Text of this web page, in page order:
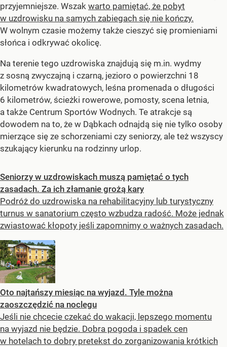
przyjemniejsze. Wszak warto pamiętać, że pobyt
w uzdrowisku na samych zabiegach się nie kończy.
W wolnym czasie możemy także cieszyć się promieniami
słońca i odkrywać okolicę.
Na terenie tego uzdrowiska znajdują się m.in. wydmy
z sosną zwyczajną i czarną, jezioro o powierzchni 18
kilometrów kwadratowych, leśna promenada o długości
6 kilometrów, ścieżki rowerowe, pomosty, scena letnia,
a także Centrum Sportów Wodnych. Te atrakcje są
dowodem na to, że w Dąbkach odnajdą się nie tylko osoby
mierzące się ze schorzeniami czy seniorzy, ale też wszyscy
szukający kierunku na rodzinny urlop.
Seniorzy w uzdrowiskach muszą pamiętać o tych
zasadach. Za ich złamanie grożą kary
Podróż do uzdrowiska na rehabilitacyjny lub turystyczny
turnus w sanatorium często wzbudza radość. Może jednak
zwiastować kłopoty jeśli zapomnimy o ważnych zasadach.
Oto najtańszy miesiąc na wyjazd. Tyle można
zaoszczędzić na noclegu
Jeśli nie chcecie czekać do wakacji, lepszego momentu
na wyjazd nie będzie. Dobra pogoda i spadek cen
w hotelach to dobry pretekst do zorganizowania krótkich